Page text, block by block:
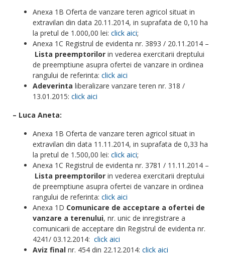
Anexa 1B Oferta de vanzare teren agricol situat in
extravilan din data 20.11.2014, in suprafata de 0,10 ha
la pretul de 1.000,00 lei: click aici;
Anexa 1C Registrul de evidenta nr. 3893 / 20.11.2014 –
Lista preemptorilor in vederea exercitarii dreptului
de preemptiune asupra ofertei de vanzare in ordinea
rangului de referinta: click aici
Adeverinta liberalizare vanzare teren nr. 318 /
13.01.2015: click aici
– Luca Aneta:
Anexa 1B Oferta de vanzare teren agricol situat in
extravilan din data 11.11.2014, in suprafata de 0,33 ha
la pretul de 1.500,00 lei: click aici;
Anexa 1C Registrul de evidenta nr. 3781 / 11.11.2014 –
Lista preemptorilor in vederea exercitarii dreptului
de preemptiune asupra ofertei de vanzare in ordinea
rangului de referinta: click aici
Anexa 1D Comunicare de acceptare a ofertei de
vanzare a terenului, nr. unic de inregistrare a
comunicarii de acceptare din Registrul de evidenta nr.
4241/ 03.12.2014: click aici
Aviz final nr. 454 din 22.12.2014: click aici